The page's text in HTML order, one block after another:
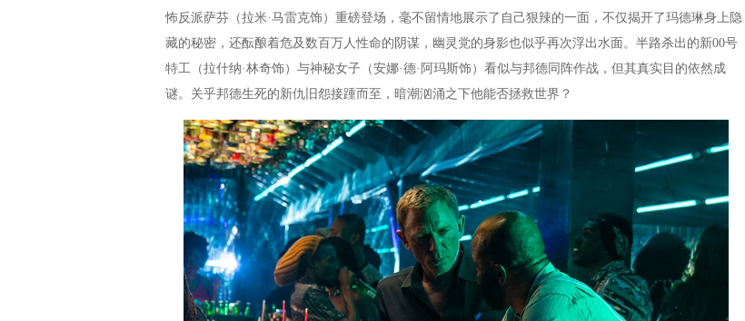
怖反派萨芬（拉米·马雷克饰）重磅登场，毫不留情地展示了自己狠辣的一面，不仅揭开了玛德琳身上隐
藏的秘密，还酝酿着危及数百万人性命的阴谋，幽灵党的身影也似乎再次浮出水面。半路杀出的新00号
特工（拉什纳·林奇饰）与神秘女子（安娜·德·阿玛斯饰）看似与邦德同阵作战，但其真实目的依然成
谜。关乎邦德生死的新仇旧怨接踵而至，暗潮汹涌之下他能否拯救世界？